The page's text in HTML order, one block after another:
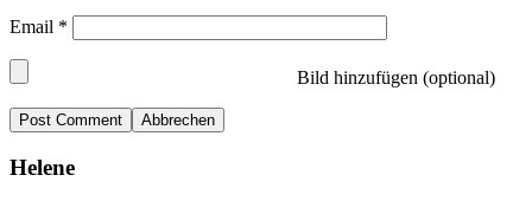
Email *
Bild hinzufügen (optional)
Abbrechen
Helene